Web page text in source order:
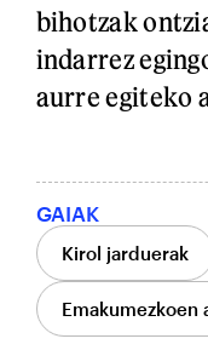
bihotzak
indarrez
aurre egiteko
GAIAK
Kirol jarduerak
Emakumezkoen